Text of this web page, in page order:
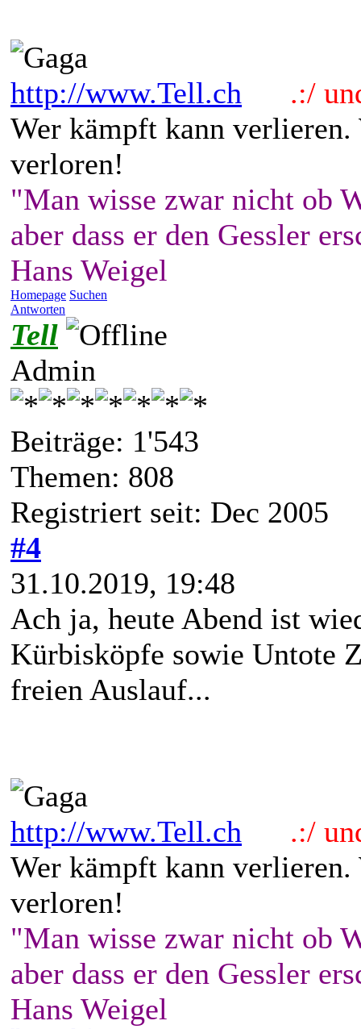
http://www.Tell.ch
.:/
Wer kämpft kann
verloren!
"Man wisse zwar nicht ob
aber dass er den Gessler
Hans Weigel
Homepage Suchen
Antworten
Tell
Admin
Beiträge: 1'543
Themen: 808
Registriert seit: Dec 2005
#4
31.10.2019, 19:48
Ach ja, heute Abend ist
Kürbisköpfe sowie Untote
freien Auslauf...
http://www.Tell.ch
.:/
Wer kämpft kann
verloren!
"Man wisse zwar nicht ob
aber dass er den Gessler
Hans Weigel